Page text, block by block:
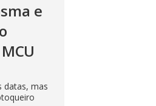
e
datas, mas